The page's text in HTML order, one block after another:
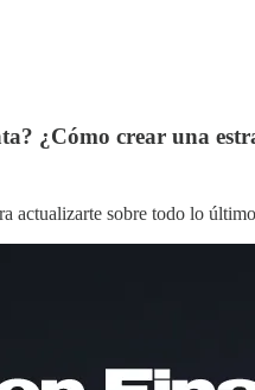
¿Cómo crear una
actualizarte sobre todo lo